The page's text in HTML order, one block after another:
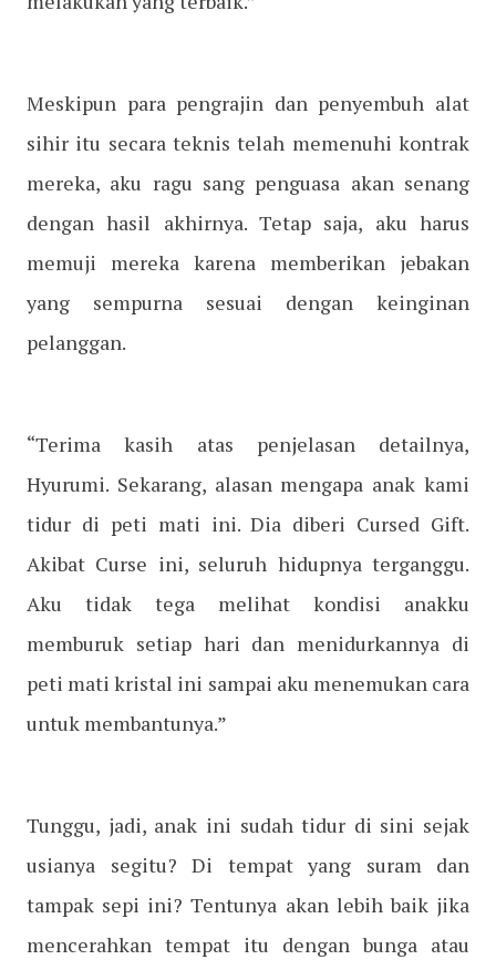
Meskipun para pengrajin dan penyembuh alat
sihir itu secara teknis telah memenuhi kontrak
mereka, aku ragu sang penguasa akan senang
dengan hasil akhirnya. Tetap saja, aku harus
memuji mereka karena memberikan jebakan
yang sempurna sesuai dengan keinginan
pelanggan.
“Terima kasih atas penjelasan detailnya,
Hyurumi. Sekarang, alasan mengapa anak kami
tidur di peti mati ini. Dia diberi Cursed Gift.
Akibat Curse ini, seluruh hidupnya terganggu.
Aku tidak tega melihat kondisi anakku
memburuk setiap hari dan menidurkannya di
peti mati kristal ini sampai aku menemukan cara
untuk membantunya.”
Tunggu, jadi, anak ini sudah tidur di sini sejak
usianya segitu? Di tempat yang suram dan
tampak sepi ini? Tentunya akan lebih baik jika
mencerahkan tempat itu dengan bunga atau